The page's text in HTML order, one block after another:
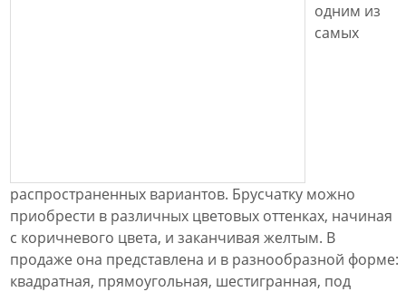
одним из
самых
распространенных вариантов. Брусчатку можно
приобрести в различных цветовых оттенках, начиная
с коричневого цвета, и заканчивая желтым. В
продаже она представлена и в разнообразной форме:
квадратная, прямоугольная, шестигранная, под